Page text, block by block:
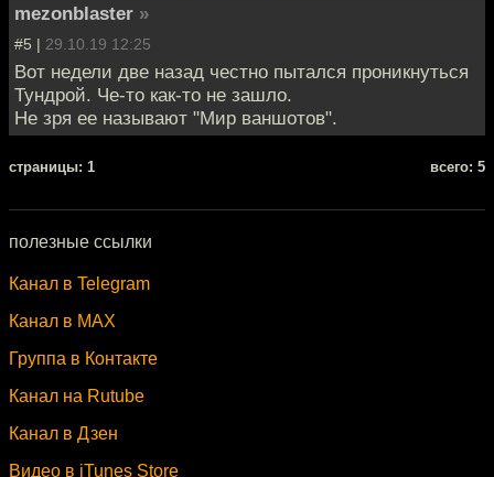
mezonblaster »
#5 | 29.10.19 12:25
Вот недели две назад честно пытался проникнуться
Тундрой. Че-то как-то не зашло.
Не зря ее называют "Мир ваншотов".
cтраницы: 1 всего: 5
полезные ссылки
Канал в Telegram
Канал в MAX
Группа в Контакте
Канал на Rutube
Канал в Дзен
Видео в iTunes Store